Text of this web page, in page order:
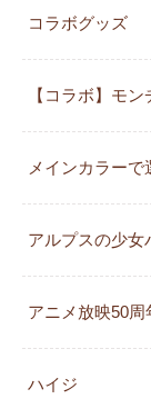
コラボグッズ
【コラボ】モ
メインカラーで
アルプスの少女
アニメ放映50
ハイジ